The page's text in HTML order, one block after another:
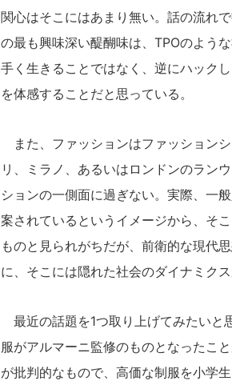
関心はそこにはあまり無い。話の流れ
の最も興味深い醍醐味は、TPOのよう
手く生きることではなく、逆にハック
を体感することだと思っている。
また、ファッションはファッション
リ、ミラノ、あるいはロンドンのラン
ションの一側面に過ぎない。実際、一
案されているというイメージから、そ
ものと見られがちだが、前衛的な現代
に、そこには隠れた社会のダイナミクス
最近の話題を1つ取り上げてみたいと
服がアルマーニ監修のものとなったこ
が批判的なもので、高価な制服を小学